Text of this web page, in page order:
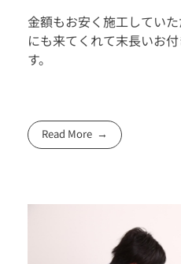
金額もお安く施工してい
にも来てくれて末長いお
す。
Read More